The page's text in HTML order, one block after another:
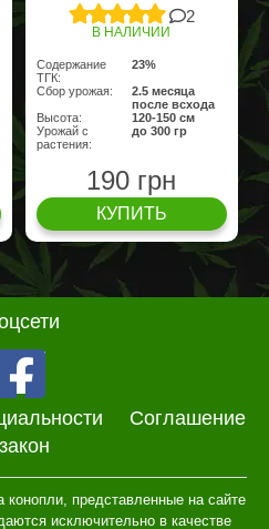
2
В НАЛИЧИИ
Содержание
ТГК:
23%
Сбор урожая:
2.5 месяца
после всхода
Высота:
120-150 см
Урожай с
растения:
до 300 гр
190 грн
КУПИТЬ
Соглашение
конопли, представленные на сайте
исключительно в качестве